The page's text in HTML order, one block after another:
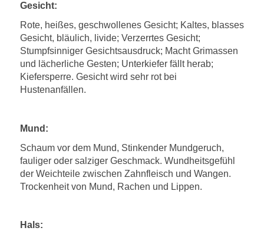
Gesicht:
Rote, heißes, geschwollenes Gesicht; Kaltes, blasses
Gesicht, bläulich, livide; Verzerrtes Gesicht;
Stumpfsinniger Gesichtsausdruck; Macht Grimassen
und lächerliche Gesten; Unterkiefer fällt herab;
Kiefersperre. Gesicht wird sehr rot bei
Hustenanfällen.
Mund:
Schaum vor dem Mund, Stinkender Mundgeruch,
fauliger oder salziger Geschmack. Wundheitsgefühl
der Weichteile zwischen Zahnfleisch und Wangen.
Trockenheit von Mund, Rachen und Lippen.
Hals: